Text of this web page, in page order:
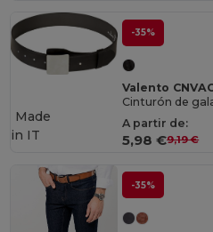
-35%
Valento
Cinturón de
A partir de:
5,98 €9,19 €
Made
in IT
-35%